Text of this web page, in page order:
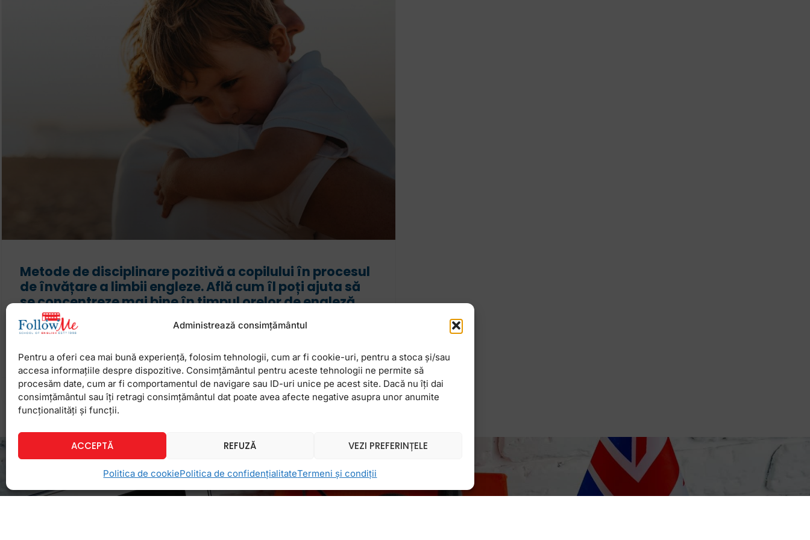
Administrează consimțământul
Pentru a oferi cea mai bună experiență, folosim tehnologii, cum ar fi cookie-uri, pentru a stoca și/sau
accesa informațiile despre dispozitive. Consimțământul pentru aceste tehnologii ne permite să
procesăm date, cum ar fi comportamentul de navigare sau ID-uri unice pe acest site. Dacă nu îți dai
consimțământul sau îți retragi consimțământul dat poate avea afecte negative asupra unor anumite
funcționalități și funcții.
ACCEPTĂ REFUZĂ VEZI PREFERINȚELE
Politica de cookiePolitica de confidențialitateTermeni și condiții
Metode de disciplinare pozitivă a copilului în procesul
de învățare a limbii engleze. Află cum îl poți ajuta să
se concentreze mai bine în timpul orelor de engleză
Mulți părinți, profesori, învățători se simt uneori depășiți de situație
atunci când copiii întrerup orele, nu acordă atenție activităților, sunt
zgomotoși și par incapabili să se concentreze. Primul impuls ar
14 decembrie 2022 Niciun comentariu